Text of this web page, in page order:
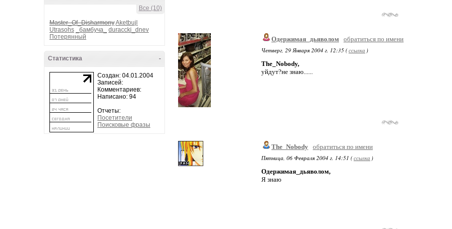
Все (10)
Master_Of_DisharmonyAketbujl
Utrasohs
_бамбуча_
duraccki_dnev
Потерянный
-
Статистика
Создан: 04.01.2004
Записей:
Комментариев:
Написано: 94
Отчеты:
Посетители
Поисковые фразы
Одержимая_дьяволом обратиться по имени
Четверг, 29 Января 2004 г. 12:35 (ссылка )
The_Nobody,
уйдут?не знаю......
The_Nobody обратиться по имени
Пятница, 06 Февраля 2004 г. 14:51 (ссылка )
Одержимая_дьяволом,
Я знаю